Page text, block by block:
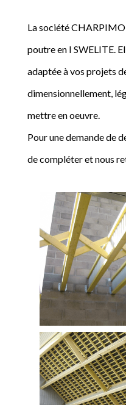
La société
poutre en I SWELITE.
adaptée à vos projets
dimensionnellement,
mettre en oeuvre.
Pour une demande de
de compléter et nous